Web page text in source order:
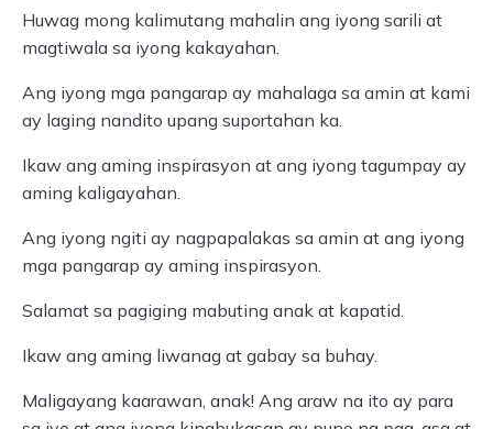
Huwag mong kalimutang mahalin ang iyong sarili at
magtiwala sa iyong kakayahan.
Ang iyong mga pangarap ay mahalaga sa amin at kami
ay laging nandito upang suportahan ka.
Ikaw ang aming inspirasyon at ang iyong tagumpay ay
aming kaligayahan.
Ang iyong ngiti ay nagpapalakas sa amin at ang iyong
mga pangarap ay aming inspirasyon.
Salamat sa pagiging mabuting anak at kapatid.
Ikaw ang aming liwanag at gabay sa buhay.
Maligayang kaarawan, anak! Ang araw na ito ay para